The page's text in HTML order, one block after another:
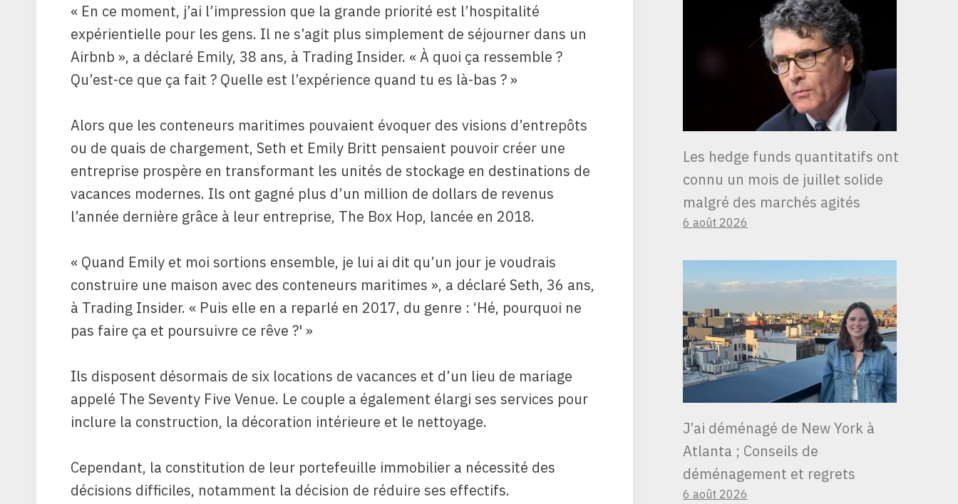
« En ce moment, j’ai l’impression que la grande priorité est l’hospitalité
expérientielle pour les gens. Il ne s’agit plus simplement de séjourner dans un
Airbnb », a déclaré Emily, 38 ans, à Trading Insider. « À quoi ça ressemble ?
Qu’est-ce que ça fait ? Quelle est l’expérience quand tu es là-bas ? »
Alors que les conteneurs maritimes pouvaient évoquer des visions d’entrepôts
ou de quais de chargement, Seth et Emily Britt pensaient pouvoir créer une
entreprise prospère en transformant les unités de stockage en destinations de
vacances modernes. Ils ont gagné plus d’un million de dollars de revenus
l’année dernière grâce à leur entreprise, The Box Hop, lancée en 2018.
« Quand Emily et moi sortions ensemble, je lui ai dit qu’un jour je voudrais
construire une maison avec des conteneurs maritimes », a déclaré Seth, 36 ans,
à Trading Insider. « Puis elle en a reparlé en 2017, du genre : ‘Hé, pourquoi ne
pas faire ça et poursuivre ce rêve ?' »
Ils disposent désormais de six locations de vacances et d’un lieu de mariage
appelé The Seventy Five Venue. Le couple a également élargi ses services pour
inclure la construction, la décoration intérieure et le nettoyage.
Cependant, la constitution de leur portefeuille immobilier a nécessité des
décisions difficiles, notamment la décision de réduire ses effectifs.
Les hedge funds quantitatifs ont
connu un mois de juillet solide
malgré des marchés agités
6 août 2026
J’ai déménagé de New York à
Atlanta ; Conseils de
déménagement et regrets
6 août 2026